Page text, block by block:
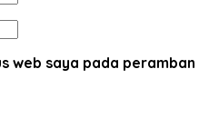
web saya pada